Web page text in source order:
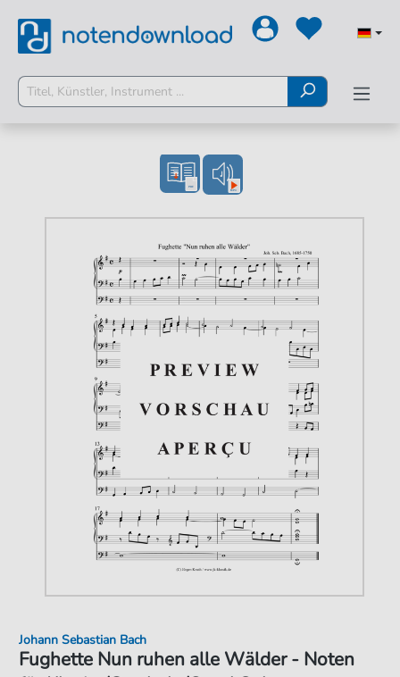
Fughette Nun ruhen alle Wälder - Noten
Johann Sebastian Bach